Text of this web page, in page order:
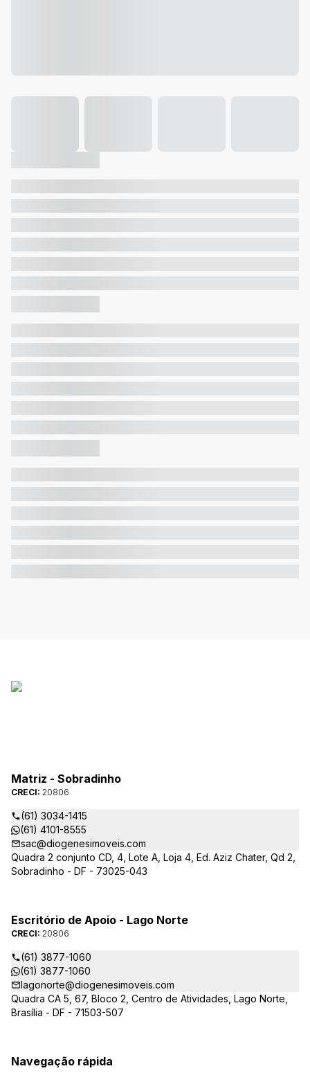
Matriz - Sobradinho
CRECI: 20806
(61) 3034-1415
(61) 4101-8555
sac@diogenesimoveis.com
Quadra 2 conjunto CD, 4, Lote A, Loja 4, Ed. Aziz Chater, Qd 2,
Sobradinho - DF - 73025-043
Escritório de Apoio - Lago Norte
CRECI: 20806
(61) 3877-1060
(61) 3877-1060
lagonorte@diogenesimoveis.com
Quadra CA 5, 67, Bloco 2, Centro de Atividades, Lago Norte,
Brasília - DF - 71503-507
Navegação rápida